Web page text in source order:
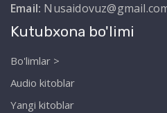
Email:
Kutubxona bo'limi
Bo'limlar >
Audio kitoblar
Yangi kitoblar